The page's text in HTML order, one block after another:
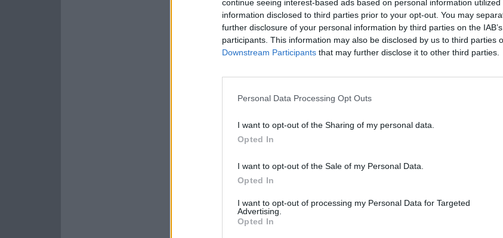
continue seeing interest-based ads based on personal information
information disclosed to third parties prior to your opt-out. You may
further disclosure of your personal information by third parties on the
participants. This information may also be disclosed by us to third parties
Downstream Participants that may further disclose it to other third parties.
Personal Data Processing Opt Outs
I want to opt-out of the Sharing of my personal data.
Opted In
I want to opt-out of the Sale of my Personal Data.
Opted In
I want to opt-out of processing my Personal Data for Targeted
Advertising.
Opted In